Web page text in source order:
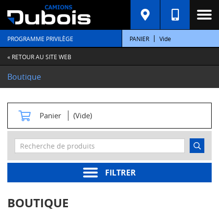
PROGRAMME PRIVILÈGE PANIER Vide
« RETOUR AU SITE WEB
Boutique
Panier (Vide)
FILTRER
C
A
T
É
G
O
R
E
S
t
e
r
moteur
BOUTIQUE